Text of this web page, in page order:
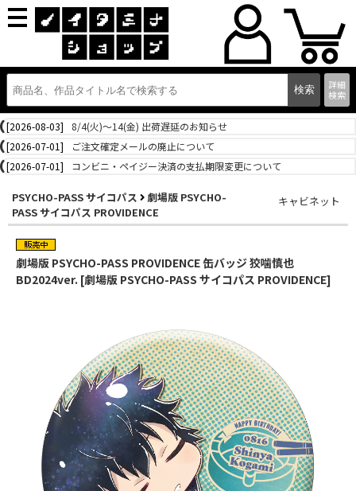
詳細
検索
[2026-08-03]
8/4(火)～14(金) 出荷遅延のお知らせ
[2026-07-01]
ご注文確定メールの廃止について
[2026-07-01]
コンビニ・ペイジー決済の支払期限変更について
PSYCHO-PASS サイコパス
劇場版 PSYCHO-
PASS サイコパス PROVIDENCE
キャビネット
劇場版 PSYCHO-PASS PROVIDENCE 缶バッジ 狡噛慎也
BD2024ver. [劇場版 PSYCHO-PASS サイコパス PROVIDENCE]